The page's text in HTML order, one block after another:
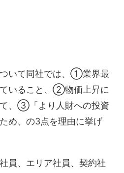
いて同社では、①業界最
いること、②物価上昇に
、③「より人財への投資
め、の3点を理由に挙げ
員、エリア社員、契約社